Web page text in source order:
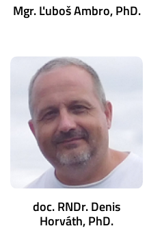
Mgr. Ľuboš Ambro, PhD.
doc. RNDr. Denis
Horváth, PhD.